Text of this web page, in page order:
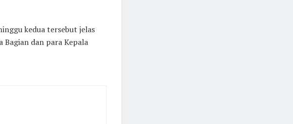
kedua tersebut jelas
dan para Kepala